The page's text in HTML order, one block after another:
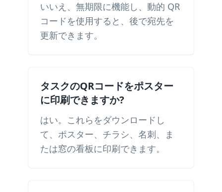
いいえ、無期限に機能し、動的 ​​QR
コードを使用すると、後で宛先を
更新できます。
タスクのQRコードをポスター
に印刷できますか?
はい。これらをダウンロードし
て、ポスター、チラシ、名刺、ま
たは窓の看板に印刷できます。